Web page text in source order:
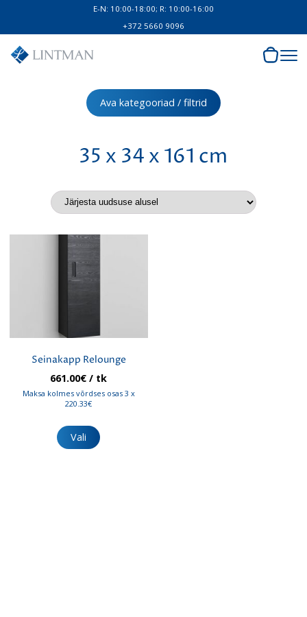
E-N: 10:00-18:00; R: 10:00-16:00
+372 5660 9096
Ava kategooriad / filtrid
35 x 34 x 161 cm
Seinakapp Relounge
661.00€ / tk
Maksa kolmes võrdses osas 3 x
220.33€
Vali
tootel